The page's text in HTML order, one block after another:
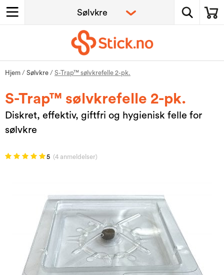
Hjem / Sølvkre / S-Trap™ sølvkrefelle 2-pk.
S-Trap™ sølvkrefelle 2-pk.
Diskret, effektiv, giftfri og hygienisk felle for
sølvkre
5 (4 anmeldelser)